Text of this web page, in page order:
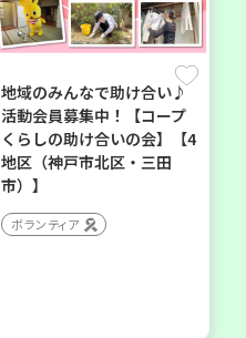
地域のみんなで助け合い♪
活動会員募集中！【コープ
くらしの助け合いの会】【4
地区（神戸市北区・三田
市）】
ボランティア